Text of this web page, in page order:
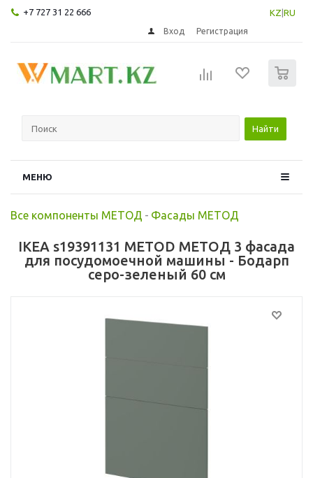
+7 727 31 22 666 KZ RU
Вход Регистрация
Найти
МЕНЮ
Все компоненты МЕТОД - Фасады МЕТОД
IKEA s19391131 METOD МЕТОД 3 фасада
для посудомоечной машины - Бодарп
серо-зеленый 60 см